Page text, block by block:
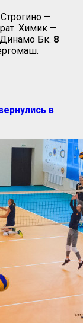
Строгино —
Химик —
Бк. 8
в